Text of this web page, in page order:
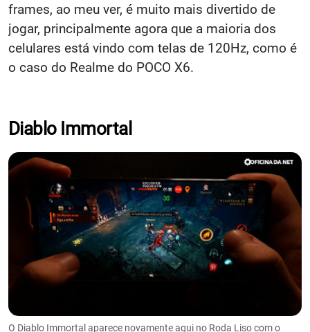
frames, ao meu ver, é muito mais divertido de
jogar, principalmente agora que a maioria dos
celulares está vindo com telas de 120Hz, como é
o caso do Realme do POCO X6.
Diablo Immortal
O Diablo Immortal aparece novamente aqui no Roda Liso com o